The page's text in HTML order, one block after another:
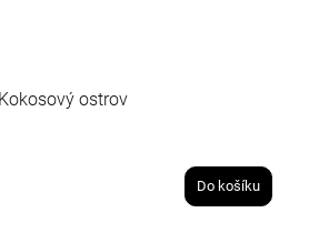
ostrov
Do košíku